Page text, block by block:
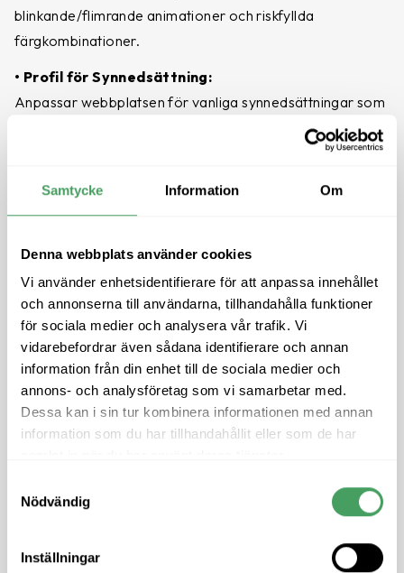
Samtycke Information Om
Denna webbplats använder cookies
Vi använder enhetsidentifierare för att anpassa innehållet
och annonserna till användarna, tillhandahålla funktioner
för sociala medier och analysera vår trafik. Vi
vidarebefordrar även sådana identifierare och annan
information från din enhet till de sociala medier och
annons- och analysföretag som vi samarbetar med.
Dessa kan i sin tur kombinera informationen med annan
information som du har tillhandahållit eller som de har
Nödvändig
Inställningar
blinkande/flimrande animationer och riskfyllda
färgkombinationer.
• Profil för Synnedsättning:
Anpassar webbplatsen för vanliga synnedsättningar som
försämrad syn, tunnelseende, grå starr, glaukom m.m.
Hjälpfunktioner för att underlätta fokus och förståelse
för personer med exempelvis autism, dyslexi, stroke
• ADHD-vänligt profil
Minskar distraktioner och ”brus” för att underlätta läsning
och fokus.
• Profil för blinda användare (skärmläsare )
Gör webbplatsen kompatibel med skärmläsare som
JAWS, NVDA, VoiceOver och TalkBack.
Tab/Shift+Tab och Enter samt genvägarna M, H, F, B och